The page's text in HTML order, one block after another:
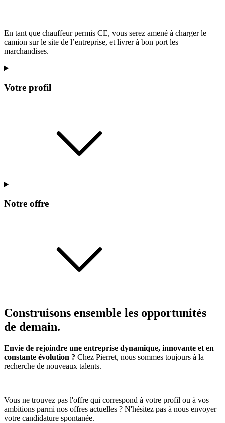
En tant que chauffeur permis CE, vous serez amené à charger le
camion sur le site de l’entreprise, et livrer à bon port les
marchandises.
Votre profil
Notre offre
Construisons ensemble les opportunités
de demain.
Envie de rejoindre une entreprise dynamique, innovante et en
constante évolution ? Chez Pierret, nous sommes toujours à la
recherche de nouveaux talents.
Vous ne trouvez pas l'offre qui correspond à votre profil ou à vos
ambitions parmi nos offres actuelles ? N'hésitez pas à nous envoyer
votre candidature spontanée.